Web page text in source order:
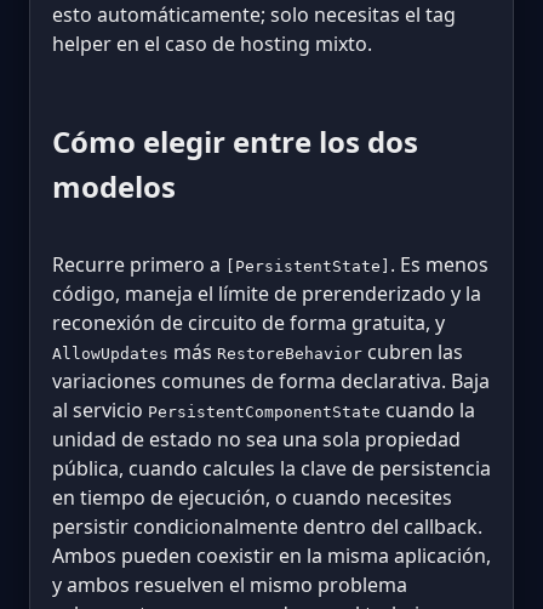
esto automáticamente; solo necesitas el tag
helper en el caso de hosting mixto.
Cómo elegir entre los dos
modelos
Recurre primero a [PersistentState] . Es menos
código, maneja el límite de prerenderizado y la
reconexión de circuito de forma gratuita, y
AllowUpdates más RestoreBehavior cubren las
variaciones comunes de forma declarativa. Baja
al servicio PersistentComponentState cuando la
unidad de estado no sea una sola propiedad
pública, cuando calcules la clave de persistencia
en tiempo de ejecución, o cuando necesites
persistir condicionalmente dentro del callback.
Ambos pueden coexistir en la misma aplicación,
y ambos resuelven el mismo problema